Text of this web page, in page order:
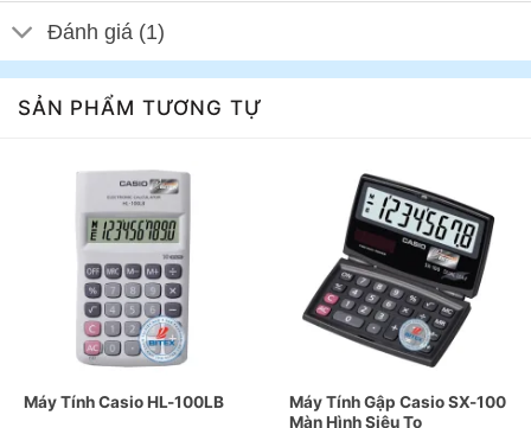
Đánh giá (1)
SẢN PHẨM TƯƠNG TỰ
Máy Tính Casio HL-100LB
Máy Tính Gập Casio SX-100
Màn Hình Siêu To